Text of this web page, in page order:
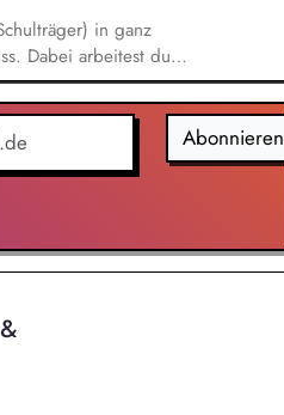
in ganz
Dabei arbeitest du
Anfragen in einem
du uns auf
trägst aktiv dazu bei,Abonnieren